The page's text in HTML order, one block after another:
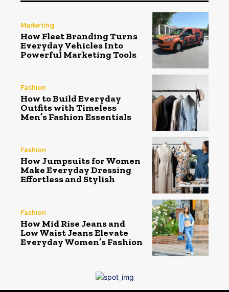
Marketing
How Fleet Branding Turns
Everyday Vehicles Into
Powerful Marketing Tools
Fashion
How to Build Everyday
Outfits with Timeless
Men’s Fashion Essentials
Fashion
How Jumpsuits for Women
Make Everyday Dressing
Effortless and Stylish
Fashion
How Mid Rise Jeans and
Low Waist Jeans Elevate
Everyday Women’s Fashion